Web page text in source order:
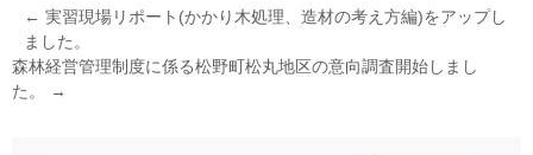
← 実習現場リポート(かかり木処理、造材の考え方編)をアップし
ました。
森林経営管理制度に係る松野町松丸地区の意向調査開始しまし
た。
→